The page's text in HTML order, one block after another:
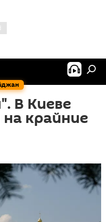
В Киеве
крайние